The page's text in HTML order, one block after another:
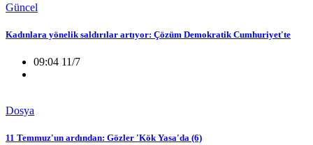
Güncel
Kadınlara yönelik saldırılar artıyor: Çözüm Demokratik Cumhuriyet'te
09:04 11/7
Dosya
11 Temmuz'un ardından: Gözler 'Kök Yasa'da (6)